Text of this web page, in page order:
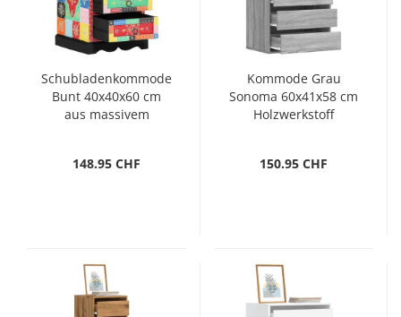
Schubladenkommode
Bunt 40x40x60 cm
aus massivem
148.95 CHF
Kommode Grau
Sonoma 60x41x58 cm
Holzwerkstoff
150.95 CHF